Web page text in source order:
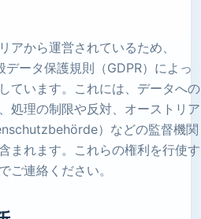
アから運営されているため、
データ保護規則（GDPR）によっ
ています。これには、データへの
処理の制限や反対、オーストリア
）などの監督機関
まれます。これらの権利を行使す
ご連絡ください。